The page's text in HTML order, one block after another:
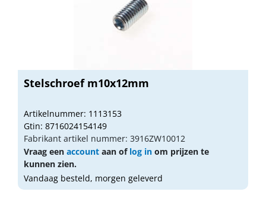
Stelschroef m10x12mm
Artikelnummer: 1113153
Gtin: 8716024154149
Fabrikant artikel nummer: 3916ZW10012
Vraag een account aan of log in om prijzen te
kunnen zien.
Vandaag besteld, morgen geleverd